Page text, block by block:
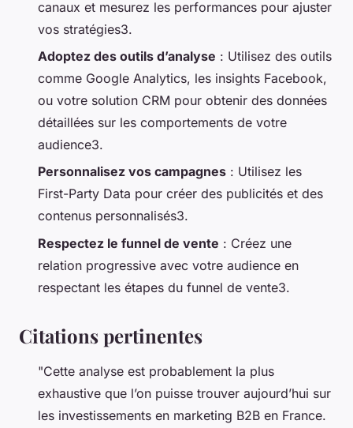
canaux et mesurez les performances pour ajuster
vos stratégies3.
Adoptez des outils d’analyse : Utilisez des outils
comme Google Analytics, les insights Facebook,
ou votre solution CRM pour obtenir des données
détaillées sur les comportements de votre
audience3.
Personnalisez vos campagnes : Utilisez les
First-Party Data pour créer des publicités et des
contenus personnalisés3.
Respectez le funnel de vente : Créez une
relation progressive avec votre audience en
respectant les étapes du funnel de vente3.
Citations pertinentes
"Cette analyse est probablement la plus
exhaustive que l’on puisse trouver aujourd’hui sur
les investissements en marketing B2B en France.